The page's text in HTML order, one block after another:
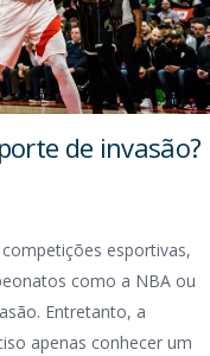
de invasão?
esportivas,
como a NBA ou
Entretanto, a
apenas conhecer um